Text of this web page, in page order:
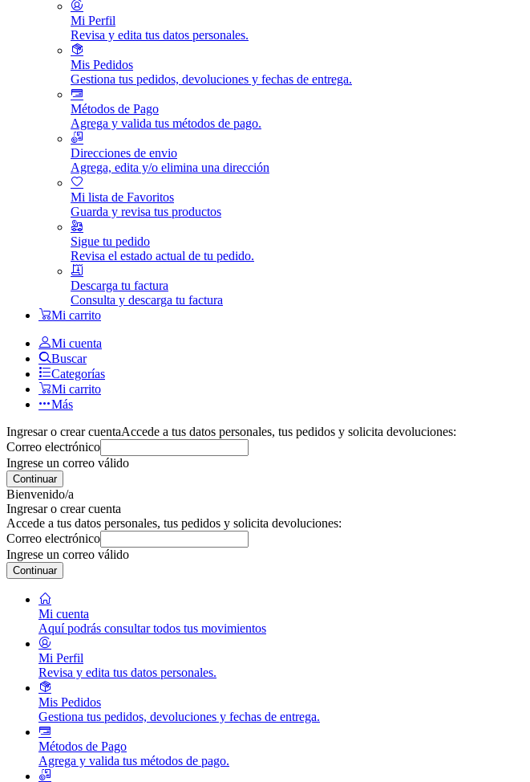
Mi Perfil
Revisa y edita tus datos personales.
Mis Pedidos
Gestiona tus pedidos, devoluciones y fechas de entrega.
Métodos de Pago
Agrega y valida tus métodos de pago.
Direcciones de envio
Agrega, edita y/o elimina una dirección
Mi lista de Favoritos
Guarda y revisa tus productos
Sigue tu pedido
Revisa el estado actual de tu pedido.
Descarga tu factura
Consulta y descarga tu factura
Mi carrito
Mi cuenta
Buscar
Categorías
Mi carrito
Más
Ingresar o crear cuentaAccede a tus datos personales, tus pedidos y solicita devoluciones:
Correo electrónico
Ingrese un correo válido
Continuar
Bienvenido/a
Ingresar o crear cuenta
Accede a tus datos personales, tus pedidos y solicita devoluciones:
Correo electrónico
Ingrese un correo válido
Continuar
Mi cuenta
Aquí podrás consultar todos tus movimientos
Mi Perfil
Revisa y edita tus datos personales.
Mis Pedidos
Gestiona tus pedidos, devoluciones y fechas de entrega.
Métodos de Pago
Agrega y valida tus métodos de pago.